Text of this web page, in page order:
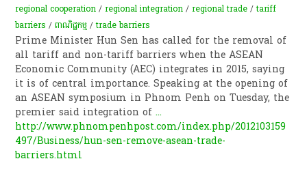
regional cooperation /regional integration /regional trade /tariff
barriers /ពាណិជ្ជកម្ម /trade barriers
Prime Minister Hun Sen has called for the removal of
all tariff and non-tariff barriers when the ASEAN
Economic Community (AEC) integrates in 2015, saying
it is of central importance. Speaking at the opening of
an ASEAN symposium in Phnom Penh on Tuesday, the
premier said integration of...
http://www.phnompenhpost.com/index.php/2012103159
497/Business/hun-sen-remove-asean-trade-
barriers.html